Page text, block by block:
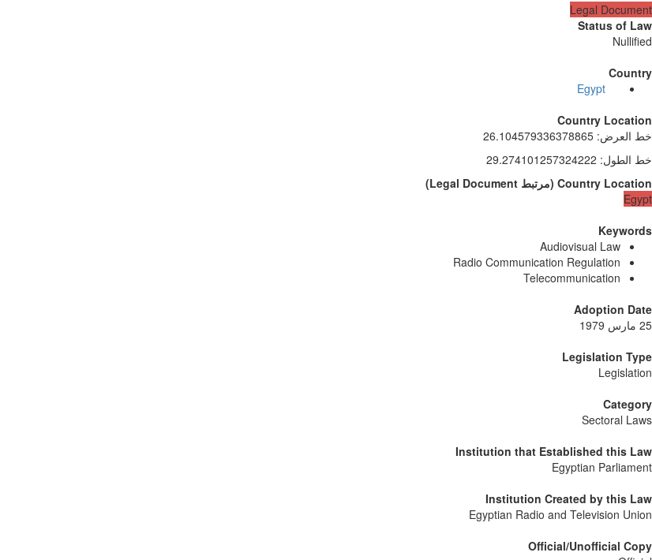
Legal Document
Status of Law
Nullified
Country
Egypt
Country Location
خط العرض:
26.104579336378865
خط الطول:
29.274101257324222
Country Location
(مرتبط Legal Document
)
Egypt
Keywords
Audiovisual Law
Radio Communication Regulation
Telecommunication
Adoption Date
25 مارس 1979
Legislation Type
Legislation
Category
Sectoral Laws
Institution that Established this Law
Egyptian Parliament
Institution Created by this Law
Egyptian Radio and Television Union
Official/Unofficial Copy